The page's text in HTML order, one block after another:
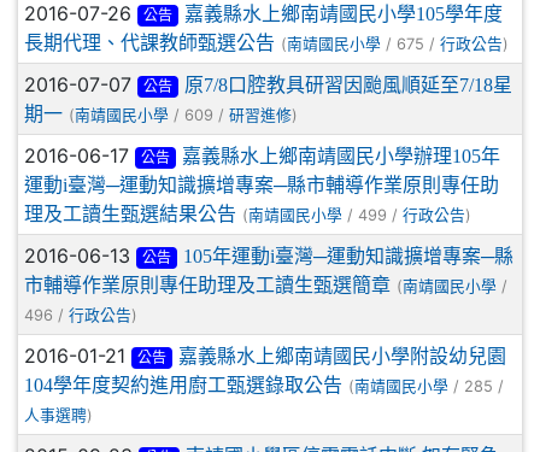
2016-07-26 公告
嘉義縣水上鄉南靖國民小學105學年度
長期代理、代課教師甄選公告 (南靖國民小學 / 675 / 行政公告)
2016-07-07 公告
原7/8口腔教具研習因颱風順延至7/18星
期一 (南靖國民小學 / 609 / 研習進修)
2016-06-17 公告
嘉義縣水上鄉南靖國民小學辦理105年
運動i臺灣─運動知識擴增專案─縣市輔導作業原則專任助
理及工讀生甄選結果公告 (南靖國民小學 / 499 / 行政公告)
2016-06-13 公告
105年運動i臺灣─運動知識擴增專案─縣
市輔導作業原則專任助理及工讀生甄選簡章 (南靖國民小學 /
496 / 行政公告)
2016-01-21 公告
嘉義縣水上鄉南靖國民小學附設幼兒園
104學年度契約進用廚工甄選錄取公告 (南靖國民小學 / 285 /
人事選聘)